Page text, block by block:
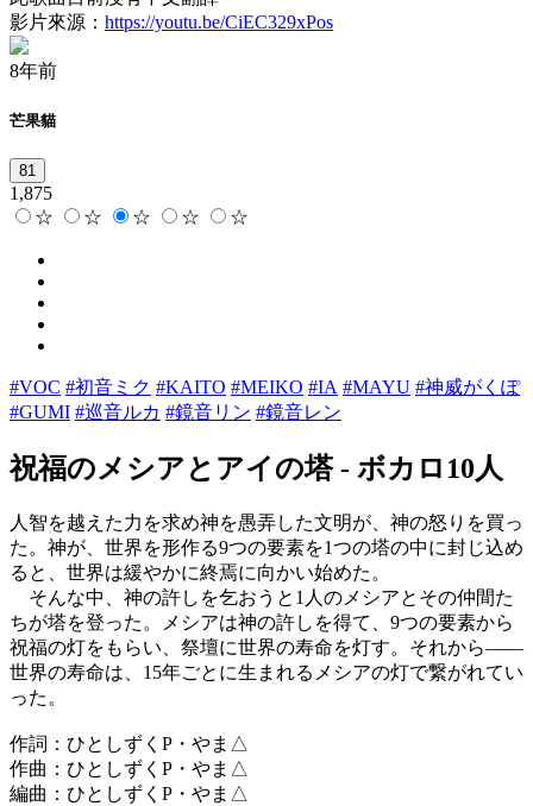
影片來源： https://youtu.be/CiEC329xPos
8年前
芒果貓
81
1,875
☆
☆ ☆ ☆ ☆
#VOC #初音ミク #KAITO #MEIKO #IA #MAYU #神威がくぽ
#GUMI #巡音ルカ #鏡音リン #鏡音レン
祝福のメシアとアイの塔- ボカロ10人
人智を越えた力を求め神を愚弄した文明が、神の怒りを買っ
た。神が、世界を形作る9つの要素を1つの塔の中に封じ込め
ると、世界は緩やかに終焉に向かい始めた。
そんな中、神の許しを乞おうと1人のメシアとその仲間た
ちが塔を登った。メシアは神の許しを得て、9つの要素から
祝福の灯をもらい、祭壇に世界の寿命を灯す。それから――
世界の寿命は、15年ごとに生まれるメシアの灯で繋がれてい
った。
作詞：ひとしずくP・やま△
作曲：ひとしずくP・やま△
編曲：ひとしずくP・やま△